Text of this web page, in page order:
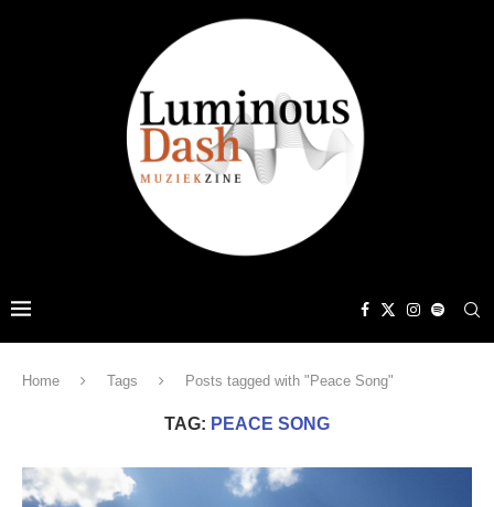
Home Tags Posts tagged with "Peace Song"
TAG: PEACE SONG